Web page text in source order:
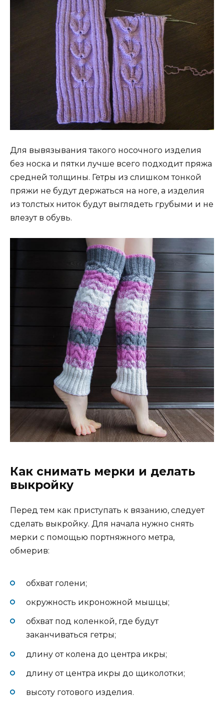
Для вывязывания такого носочного изделия
без носка и пятки лучше всего подходит пряжа
средней толщины. Гетры из слишком тонкой
пряжи не будут держаться на ноге, а изделия
из толстых ниток будут выглядеть грубыми и не
влезут в обувь.
Как снимать мерки и делать
выкройку
Перед тем как приступать к вязанию, следует
сделать выкройку. Для начала нужно снять
мерки с помощью портняжного метра,
обмерив:
обхват голени;
окружность икроножной мышцы;
обхват под коленкой, где будут
заканчиваться гетры;
длину от колена до центра икры;
длину от центра икры до щиколотки;
высоту готового изделия.